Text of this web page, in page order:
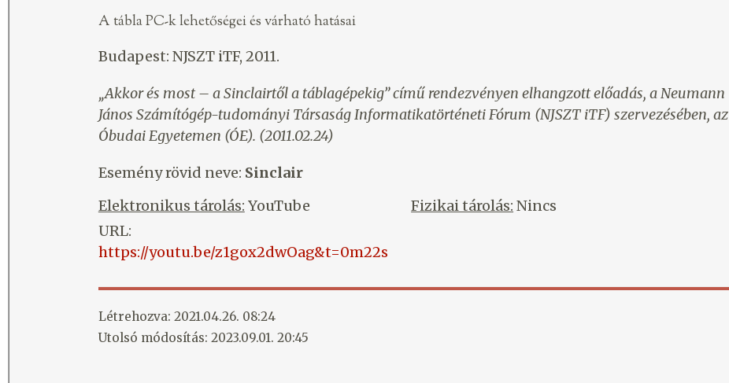
A tábla PC-k lehetőségei és várható hatásai
Budapest: NJSZT iTF, 2011.
„Akkor és most – a Sinclairtől a táblagépekig” című rendezvényen elhangzott előadás, a Neumann
János Számítógép-tudományi Társaság Informatikatörténeti Fórum (NJSZT iTF) szervezésében, az
Óbudai Egyetemen (ÓE). (2011.02.24)
Esemény rövid neve: Sinclair
Elektronikus tárolás: YouTube
URL:
https://youtu.be/z1gox2dwOag&t=0m22s
Fizikai tárolás: Nincs
Létrehozva: 2021.04.26. 08:24
Utolsó módosítás: 2023.09.01. 20:45